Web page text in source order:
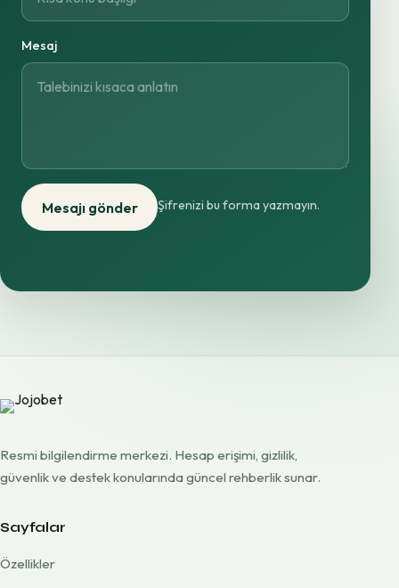
Mesaj
Mesajı gönder Şifrenizi bu forma yazmayın.
Resmi bilgilendirme merkezi. Hesap erişimi, gizlilik,
güvenlik ve destek konularında güncel rehberlik sunar.
Sayfalar
Özellikler